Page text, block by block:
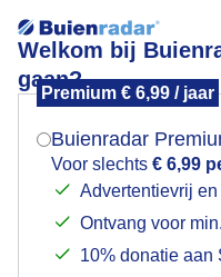
Welkom bij
gaan?
Premium € 6,99 / jaar
Buienradar
Voor slechts € 6,99
Advertentievrij
Ontvang voor
10% donatie aan
Altocumulus
Mogen we je
Indien je hier nog
verschijnt er zo een